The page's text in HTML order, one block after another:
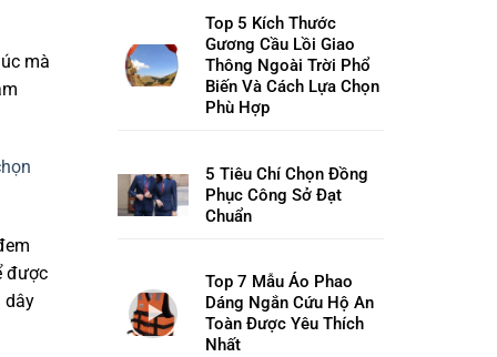
mà
được
dây
Top 5 Kích Thước
Gương Cầu Lồi Giao
Thông Ngoài Trời Phổ
Biến Và Cách Lựa Chọn
Phù Hợp
5 Tiêu Chí Chọn Đồng
Phục Công Sở Đạt
Chuẩn
Top 7 Mẫu Áo Phao
Dáng Ngắn Cứu Hộ An
Toàn Được Yêu Thích
Nhất